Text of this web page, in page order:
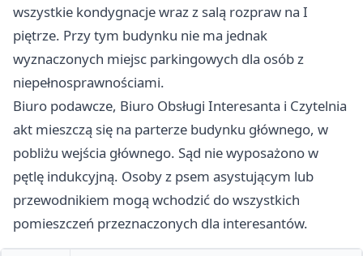
wszystkie kondygnacje wraz z salą rozpraw na I
piętrze. Przy tym budynku nie ma jednak
wyznaczonych miejsc parkingowych dla osób z
niepełnosprawnościami.
Biuro podawcze, Biuro Obsługi Interesanta i Czytelnia
akt mieszczą się na parterze budynku głównego, w
pobliżu wejścia głównego. Sąd nie wyposażono w
pętlę indukcyjną. Osoby z psem asystującym lub
przewodnikiem mogą wchodzić do wszystkich
pomieszczeń przeznaczonych dla interesantów.